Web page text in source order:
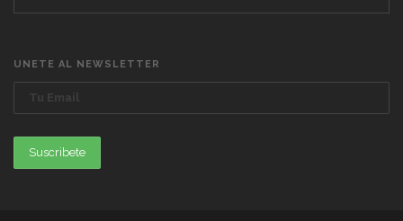
UNETE AL NEWSLETTER